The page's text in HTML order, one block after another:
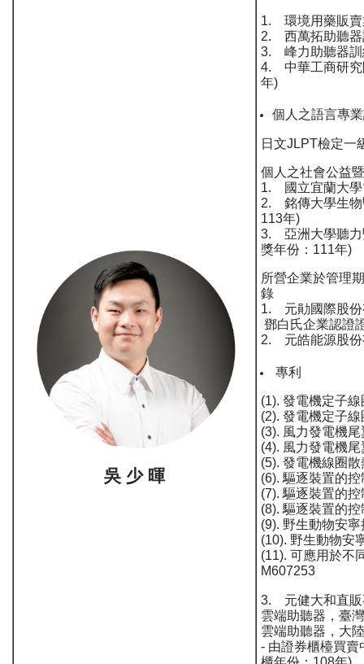
吳 少 暉
1. 環境用藥販賣
2. 西萬拓助聽器
3. 峰力助聽器訓
4. 中華工商研究
年)
個人之語言專
日文JLPT檢定一
個人之社會公益
1. 國立宜蘭大學
2. 銘傳大學生物
113年)
3. 亞洲大學聽力
獎年份：111年)
所營企業於管理
錄
1. 元勛國際股份
鄧白氏企業認證
2. 元皓能源股份
專利
(1). 發電機定子
(2). 發電機定子
(3). 風力發電機
(4). 風力發電機
(5). 發電機線圈
(6). 驅逐裝置的
(7). 驅逐裝置的
(8). 驅逐裝置的
(9). 野生動物安
(10). 野生動物安
(11). 可應用於不
M607253
3. 元健大和直販
雲端助聽器，臺
雲端助聽器，大
- 由證券櫃檯買